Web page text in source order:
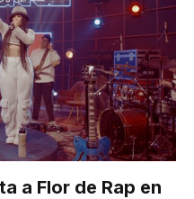
a Flor de Rap en